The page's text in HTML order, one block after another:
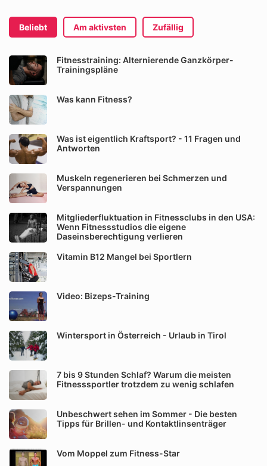
Beliebt Am aktivsten Zufällig
Fitnesstraining: Alternierende Ganzkörper-
Trainingspläne
Was kann Fitness?
Was ist eigentlich Kraftsport? - 11 Fragen und
Antworten
Muskeln regenerieren bei Schmerzen und
Verspannungen
Mitgliederfluktuation in Fitnessclubs in den USA:
Wenn Fitnessstudios die eigene
Daseinsberechtigung verlieren
Vitamin B12 Mangel bei Sportlern
Video: Bizeps-Training
Wintersport in Österreich - Urlaub in Tirol
7 bis 9 Stunden Schlaf? Warum die meisten
Fitnesssportler trotzdem zu wenig schlafen
Unbeschwert sehen im Sommer - Die besten
Tipps für Brillen- und Kontaktlinsenträger
Vom Moppel zum Fitness-Star